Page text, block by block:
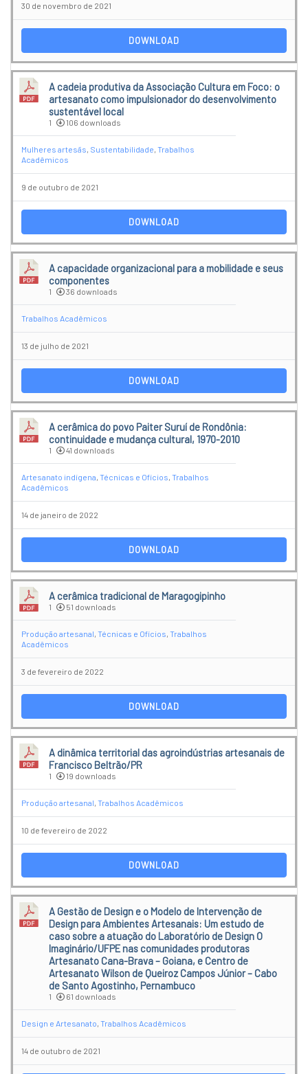
30 de novembro de 2021
DOWNLOAD
A cadeia produtiva da Associação Cultura em Foco: o
artesanato como impulsionador do desenvolvimento
sustentável local
1 106 downloads
Mulheres artesãs, Sustentabilidade, Trabalhos
Acadêmicos
9 de outubro de 2021
DOWNLOAD
A capacidade organizacional para a mobilidade e seus
componentes
1 36 downloads
Trabalhos Acadêmicos
13 de julho de 2021
DOWNLOAD
A cerâmica do povo Paiter Suruí de Rondônia:
continuidade e mudança cultural, 1970-2010
1 41 downloads
Artesanato indígena, Técnicas e Ofícios, Trabalhos
Acadêmicos
14 de janeiro de 2022
DOWNLOAD
A cerâmica tradicional de Maragogipinho
1 51 downloads
Produção artesanal, Técnicas e Ofícios, Trabalhos
Acadêmicos
3 de fevereiro de 2022
DOWNLOAD
A dinâmica territorial das agroindústrias artesanais de
Francisco Beltrão/PR
1 19 downloads
Produção artesanal, Trabalhos Acadêmicos
10 de fevereiro de 2022
DOWNLOAD
A Gestão de Design e o Modelo de Intervenção de
Design para Ambientes Artesanais: Um estudo de
caso sobre a atuação do Laboratório de Design O
Imaginário/UFPE nas comunidades produtoras
Artesanato Cana-Brava – Goiana, e Centro de
Artesanato Wilson de Queiroz Campos Júnior – Cabo
de Santo Agostinho, Pernambuco
1 61 downloads
Design e Artesanato, Trabalhos Acadêmicos
14 de outubro de 2021